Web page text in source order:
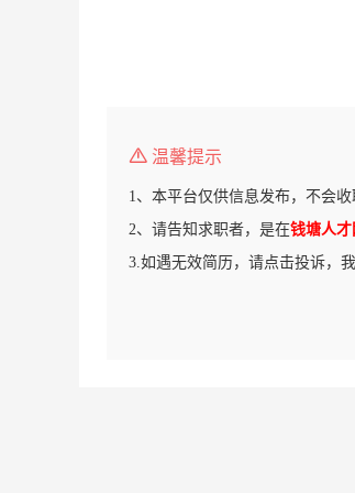
温馨提示
1、本平台仅供信息发布，不会
2、请告知求职者，是在钱塘人才
3.如遇无效简历，请点击投诉，